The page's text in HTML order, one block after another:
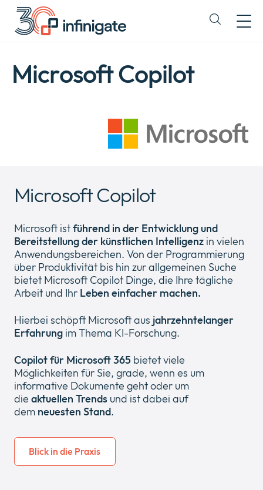
Zum
Inhalt
wechseln
Expand
Über Uns
Newsroom
Rechtliches
Microsoft Copilot
Microsoft Copilot
Microsoft istführend in der Entwicklung und
Bereitstellung der künstlichen Intelligenz in vielen
Anwendungsbereichen. Von der Programmierung
über Produktivität bis hin zur allgemeinen Suche
bietet Microsoft Copilot Dinge, die Ihre tägliche
Arbeit und Ihr Leben einfacher machen.
Hierbei schöpft Microsoft aus jahrzehntelanger
Erfahrung im Thema KI-Forschung.
Copilot für Microsoft 365 bietet viele
Möglichkeiten für Sie, grade, wenn es um
informative Dokumente geht oder um
die aktuellen Trends und ist dabei auf
dem neuesten Stand.
Blick in die Praxis